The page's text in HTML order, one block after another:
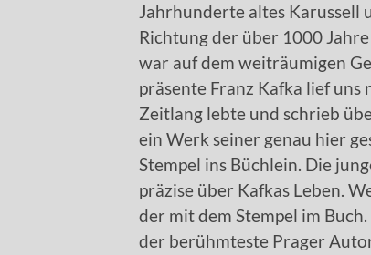
Jahrhunderte altes Karussell
Richtung der über 1000
war auf dem weiträumigen
präsente Franz Kafka lief uns
Zeitlang lebte und schrieb
ein Werk seiner genau hier
Stempel ins Büchlein. Die
präzise über Kafkas Leben.
der mit dem Stempel im
der berühmteste Prager